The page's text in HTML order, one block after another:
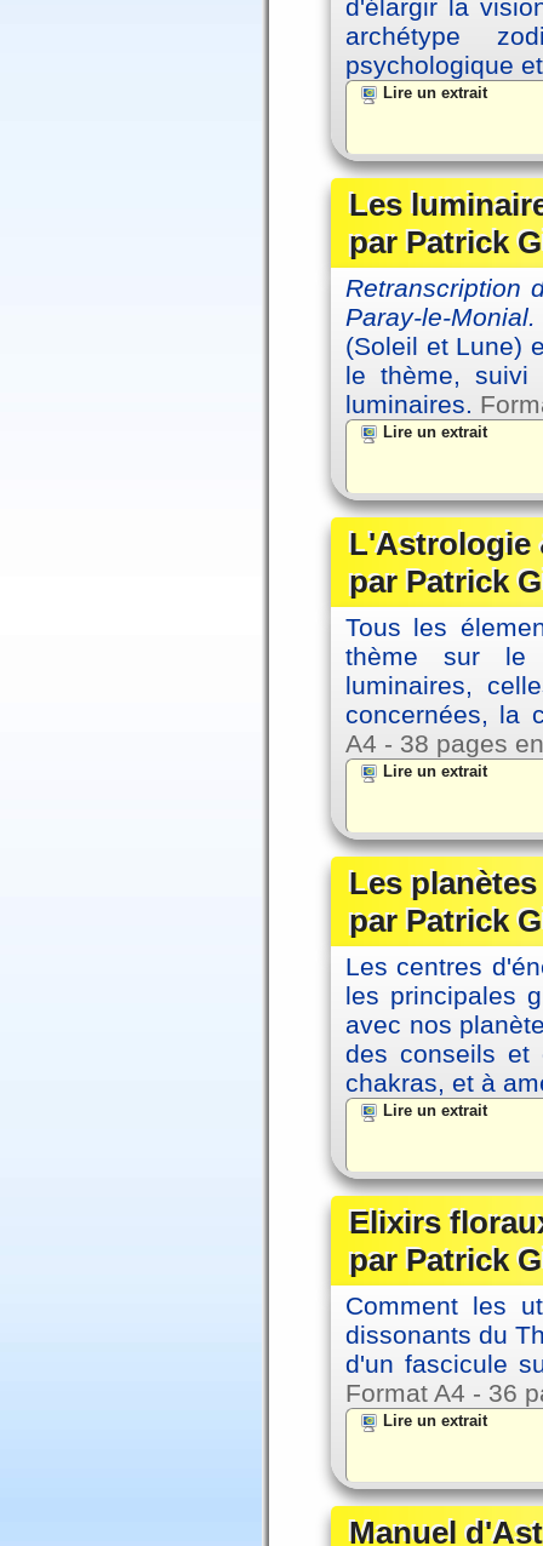
d'élargir la
archétype
psychologique
Lire un extrait
Les
par Patrick
Retranscription
Paray-le-Monial.
(Soleil et Lune)
le thème, suivi
luminaires.
Lire un extrait
L'Astrologie
par Patrick
Tous les
thème sur le
luminaires,
concernées, la
A4 - 38 pages
Lire un extrait
Les
par Patrick
Les centres
les principales
avec nos
des conseils et
chakras, et à
Lire un extrait
Elixirs
par Patrick
Comment les
dissonants du
d'un fascicule
Format A4 - 36
Lire un extrait
Manuel